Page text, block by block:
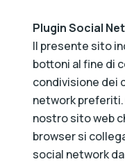
Plugin Social
Il presente sito
bottoni al fine di
condivisione dei
network preferiti.
nostro sito web
browser si
social network